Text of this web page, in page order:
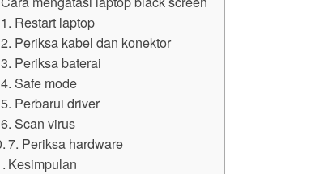
1. Restart laptop
2. Periksa kabel dan konektor
3. Periksa baterai
4. Safe mode
5. Perbarui driver
6. Scan virus
7. Periksa hardware
Kesimpulan